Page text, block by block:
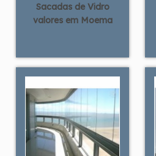
Sacadas de Vidro
valores em Moema